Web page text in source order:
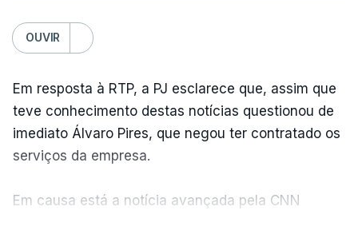
OUVIR
Em resposta à RTP, a PJ esclarece que, assim que
teve conhecimento destas notícias questionou de
imediato Álvaro Pires, que negou ter contratado os
serviços da empresa.
Em causa está a notícia avançada pela CNN